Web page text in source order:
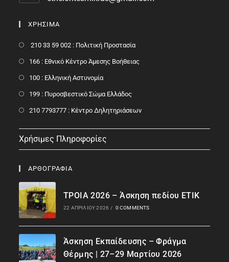
ΧΡΗΣΙΜΑ
210 33 59 002 : Πολιτική Προστασία
166 : Εθνικό Κέντρο Άμεσης Βοήθειας
100 : Ελληνική Αστυνομία
199 : Πυροσβεστικό Σώμα Ελλάδος
210 7793777 : Kέντρο Δηλητηριάσεων
Χρήσιμες Πληροφορίες
ΑΡΘΟΓΡΑΦΙΑ
ΤΡΟΙΑ 2026 – Άσκηση πεδίου ΕΤΙΚ
22 ΑΠΡΙΛΊΟΥ 2026 / 0 COMMENTS
Άσκηση Εκπαίδευσης – Φράγμα
Θέρμης | 27–29 Μαρτίου 2026